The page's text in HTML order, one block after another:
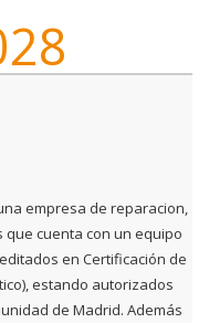
empresa de reparacion,
cuenta con un equipo
en Certificación de
estando autorizados
de Madrid. Además